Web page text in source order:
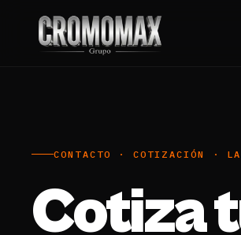
CONTACTO · COTIZACIÓN ·
Cotiza